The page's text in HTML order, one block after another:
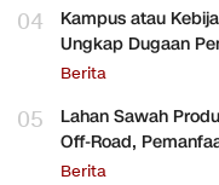
04
Kampus atau
Ungkap Dugaan
Berita
05
Lahan Sawah
Off-Road,
Berita